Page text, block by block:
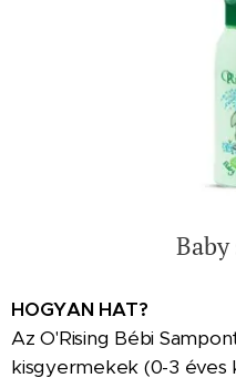
HOGYAN HAT?
Az O'Rising Bébi
kisgyermekek (0-3